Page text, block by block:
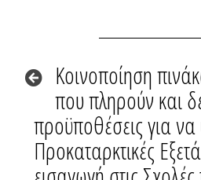
Κοινοποίηση
που πληρούν και
προϋποθέσεις για
Προκαταρκτικές